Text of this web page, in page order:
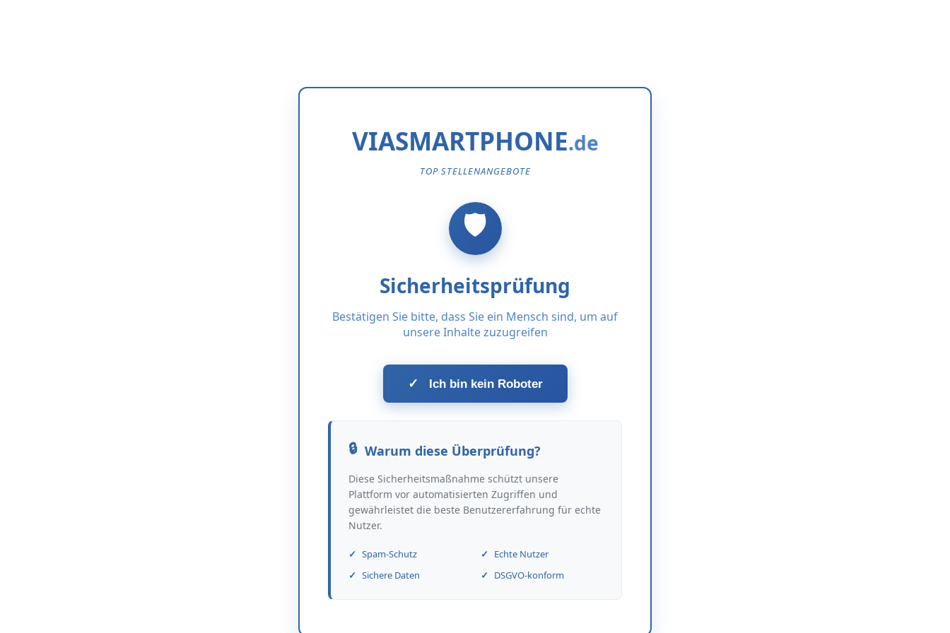
VIASMARTPHONE
TOP STELLENANGEBOTE
Sicherheitsprüfung
Bestätigen Sie bitte, dass Sie ein Mensch sind, um auf
unsere Inhalte zuzugreifen
✓ Ich bin kein Roboter
Warum diese Überprüfung?
Diese Sicherheitsmaßnahme schützt unsere
Plattform vor automatisierten Zugriffen und
gewährleistet die beste Benutzererfahrung für echte
Nutzer.
Spam-Schutz
Echte Nutzer
Sichere Daten
DSGVO-konform